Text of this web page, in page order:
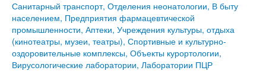
Санитарный транспорт, Отделения неонатологии, В быту
населением, Предприятия фармацевтической
промышленности, Аптеки, Учреждения культуры, отдыха
(кинотеатры, музеи, театры), Спортивные и культурно-
оздоровительные комплексы, Объекты курортологии,
Вирусологические лаборатории, Лаборатории ПЦР